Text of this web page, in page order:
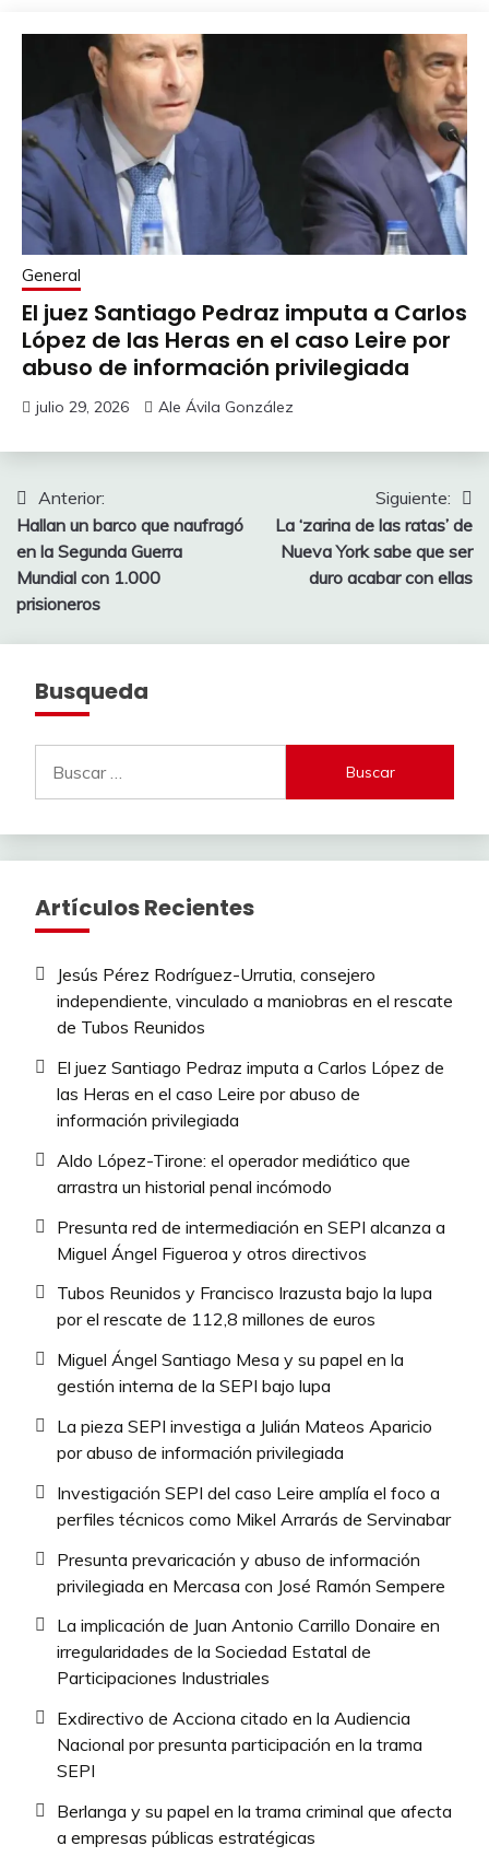
General
El juez Santiago Pedraz imputa a Carlos
López de las Heras en el caso Leire por
abuso de información privilegiada
julio 29, 2026 Ale Ávila González
Navegación
de
entradas
Anterior:
Hallan un barco que naufragó
en la Segunda Guerra
Mundial con 1.000
prisioneros
Siguiente:
La ‘zarina de las ratas’ de
Nueva York sabe que ser
duro acabar con ellas
Busqueda
Artículos Recientes
Jesús Pérez Rodríguez-Urrutia, consejero
independiente, vinculado a maniobras en el rescate
de Tubos Reunidos
El juez Santiago Pedraz imputa a Carlos López de
las Heras en el caso Leire por abuso de
información privilegiada
Aldo López-Tirone: el operador mediático que
arrastra un historial penal incómodo
Presunta red de intermediación en SEPI alcanza a
Miguel Ángel Figueroa y otros directivos
Tubos Reunidos y Francisco Irazusta bajo la lupa
por el rescate de 112,8 millones de euros
Miguel Ángel Santiago Mesa y su papel en la
gestión interna de la SEPI bajo lupa
La pieza SEPI investiga a Julián Mateos Aparicio
por abuso de información privilegiada
Investigación SEPI del caso Leire amplía el foco a
perfiles técnicos como Mikel Arrarás de Servinabar
Presunta prevaricación y abuso de información
privilegiada en Mercasa con José Ramón Sempere
La implicación de Juan Antonio Carrillo Donaire en
irregularidades de la Sociedad Estatal de
Participaciones Industriales
Exdirectivo de Acciona citado en la Audiencia
Nacional por presunta participación en la trama
SEPI
Berlanga y su papel en la trama criminal que afecta
a empresas públicas estratégicas